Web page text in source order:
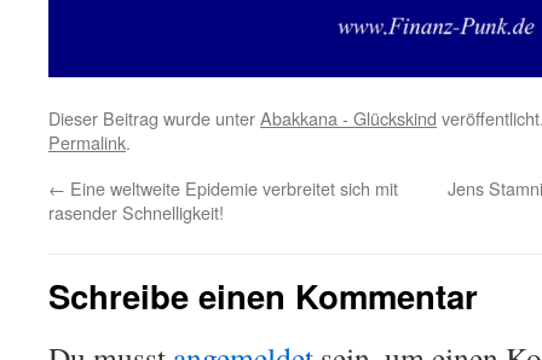
Dieser Beitrag wurde unterAbakkana - Glückskind
Permalink.
← Eine weltweite Epidemie verbreitet sich mit
rasender Schnelligkeit!
Jens
Schreibe einen Kommentar